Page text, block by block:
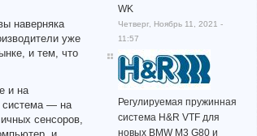
наверняка
уже
и тем, что
и на
система — на
сенсоров,
WK
Четверг, Ноябрь 11, 2021 -
11:57
Регулируемая пружинная
система H&R VTF для
новых BMW M3 G80 и